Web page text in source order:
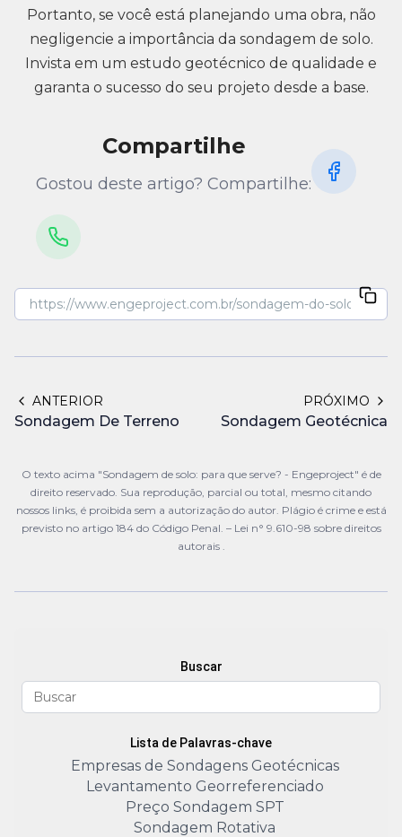
Portanto, se você está planejando uma obra, não
negligencie a importância da sondagem de solo.
Invista em um estudo geotécnico de qualidade e
garanta o sucesso do seu projeto desde a base.
Compartilhe
Gostou deste artigo? Compartilhe:
ANTERIOR
Sondagem De Terreno
PRÓXIMO
Sondagem Geotécnica
O texto acima "Sondagem de solo: para que serve? - Engeproject" é de
direito reservado. Sua reprodução, parcial ou total, mesmo citando
nossos links, é proibida sem a autorização do autor. Plágio é crime e está
previsto no artigo 184 do Código Penal. – Lei n° 9.610-98 sobre direitos
autorais .
Buscar
Lista de Palavras-chave
Empresas de Sondagens Geotécnicas
Levantamento Georreferenciado
Preço Sondagem SPT
Sondagem Rotativa